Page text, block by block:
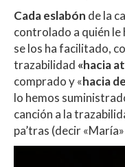
Cada eslabón de la
controlado a quién le
se los ha facilitado,
trazabilidad «hacia
comprado y «hacia
lo hemos
canción a la
pa’tras (decir